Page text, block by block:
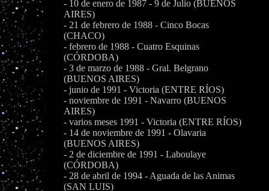
- 10 de enero de 1987 - 9 de Julio (BUENOS
AIRES)
- 21 de febrero de 1988 - Cinco Bocas
(CHACO)
- febrero de 1988 - Cuatro Esquinas
(CÓRDOBA)
- 3 de marzo de 1988 - Gral. Belgrano
(BUENOS AIRES)
- junio de 1991 - Victoria (ENTRE RÍOS)
- noviembre de 1991 - Navarro (BUENOS
AIRES)
- varios meses 1991 - Victoria (ENTRE RÍOS)
- 14 de noviembre de 1991 - Olavaria
(BUENOS AIRES)
- 2 de diciembre de 1991 - Laboulaye
(CÓRDOBA)
- 28 de abril de 1994 - Aguada de las Animas
(SAN LUIS)